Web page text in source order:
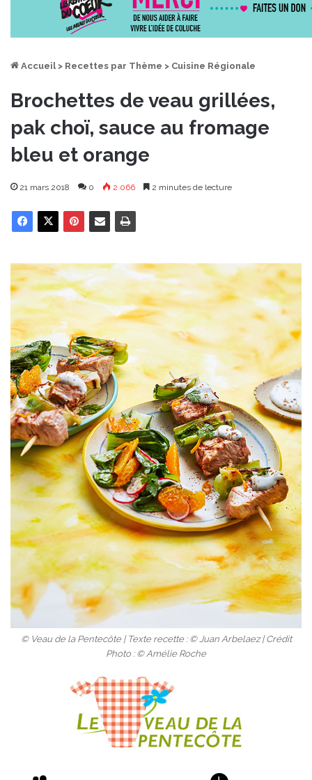
Accueil > Recettes par Thème > Cuisine Régionale
Brochettes de veau grillées,
pak choï, sauce au fromage
bleu et orange
21 mars 2018 0 2 066 2 minutes de lecture
© Veau de la Pentecôte | Texte recette : © Juan Arbelaez | Crédit
Photo : © Amélie Roche